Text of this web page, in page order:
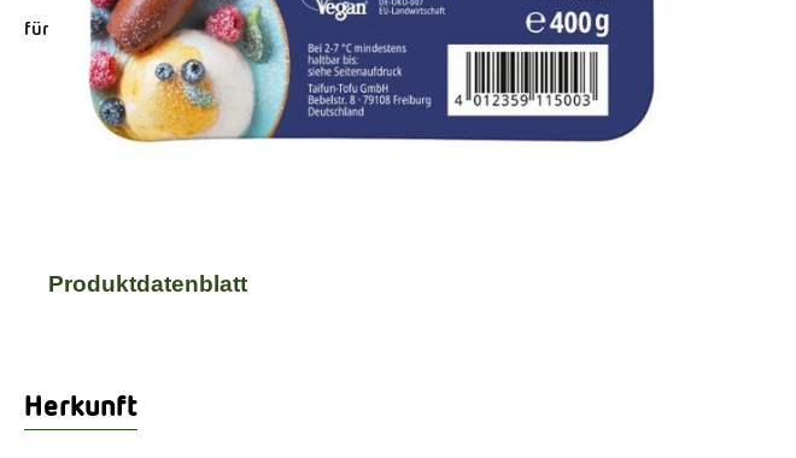
für Soßen, Dips, Desserts...
Produktinformationen
Produktdatenblatt
Herkunft